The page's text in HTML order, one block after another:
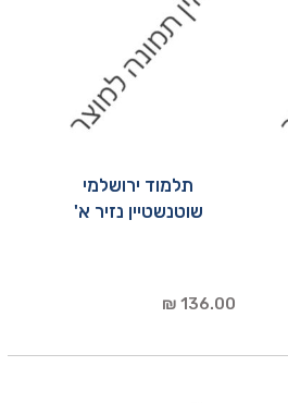
תלמוד ירושלמי
שוטנשטיין נזיר א'
136.00 ₪